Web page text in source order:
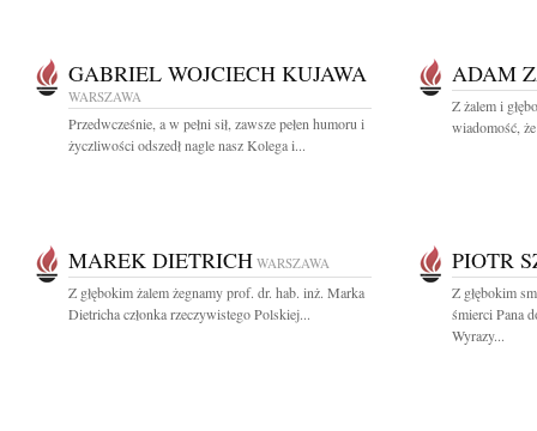
GABRIEL WOJCIECH KUJAWA
WARSZAWA
Przedwcześnie, a w pełni sił, zawsze pełen humoru i
życzliwości odszedł nagle nasz Kolega i...
ADAM
Z żalem i
wiadomość,
MAREK DIETRICH WARSZAWA
Z głębokim żalem żegnamy prof. dr. hab. inż. Marka
Dietricha członka rzeczywistego Polskiej...
PIOTR
Z głębokim
śmierci Pana
Wyrazy...